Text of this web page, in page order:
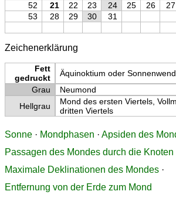
52
21 22 23 24 25 26
27
53
28 29 30 31
Zeichenerklärung
Fett
gedruckt
Äquinoktium oder
Grau
Neumond
Hellgrau
Mond des ersten Viertels,
dritten Viertels
Sonne · Mondphasen · Apsiden des
Passagen des Mondes durch die Knoten
Maximale Deklinationen des Mondes ·
Entfernung von der Erde zum Mond